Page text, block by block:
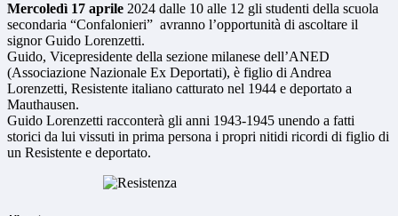
Mercoledì 17 aprile 2024 dalle 10 alle 12 gli studenti della scuola
secondaria “Confalonieri” avranno l’opportunità di ascoltare il
signor Guido Lorenzetti.
Guido, Vicepresidente della sezione milanese dell’ANED
(Associazione Nazionale Ex Deportati), è figlio di Andrea
Lorenzetti, Resistente italiano catturato nel 1944 e deportato a
Mauthausen.
Guido Lorenzetti racconterà gli anni 1943-1945 unendo a fatti
storici da lui vissuti in prima persona i propri nitidi ricordi di figlio di
un Resistente e deportato.